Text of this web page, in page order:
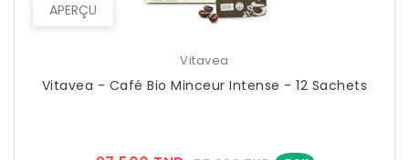
APERÇU
Vitavea
Vitavea - Café Bio Minceur Intense - 12 Sachets